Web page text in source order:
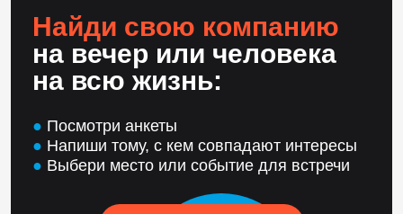
Найди свою компанию
на вечер или человека
на всю жизнь:
● Посмотри анкеты
● Напиши тому, с кем совпадают интересы
● Выбери место или событие для встречи